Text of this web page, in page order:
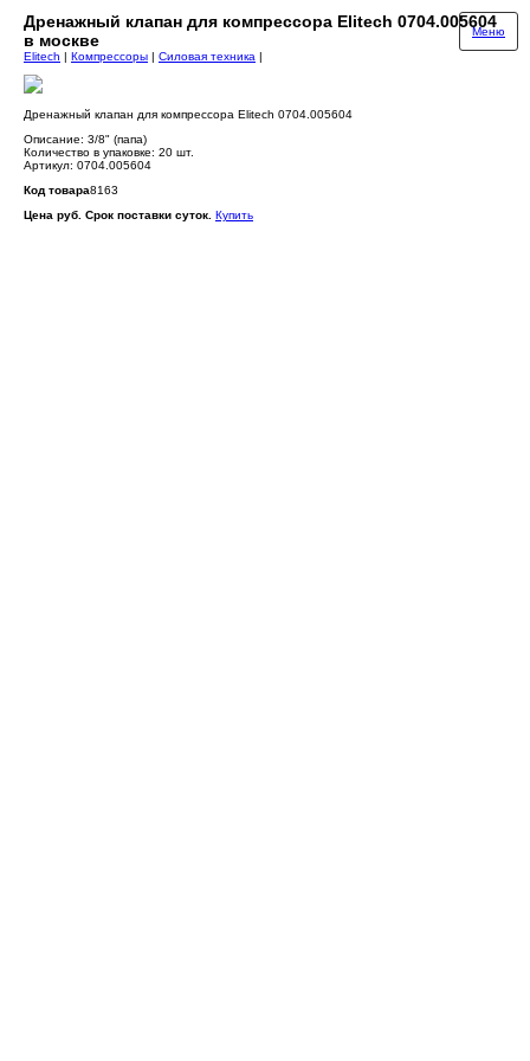
Дренажный клапан для компрессора Elitech 0704.005604
в москве
Меню
Elitech | Компрессоры | Силовая техника |
Дренажный клапан для компрессора Elitech 0704.005604
Описание: 3/8" (папа)
Количество в упаковке: 20 шт.
Артикул: 0704.005604
Код товара8163
Цена руб. Срок поставки суток. Купить